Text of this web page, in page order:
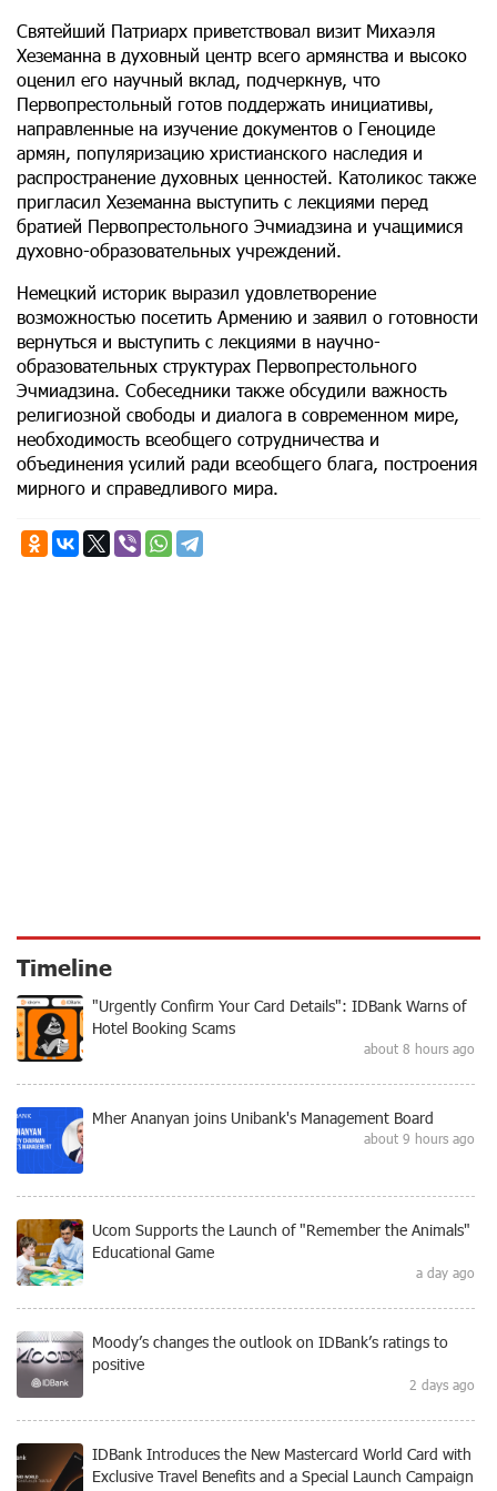
Святейший Патриарх приветствовал визит Михаэля
Хеземанна в духовный центр всего армянства и высоко
оценил его научный вклад, подчеркнув, что
Первопрестольный готов поддержать инициативы,
направленные на изучение документов о Геноциде
армян, популяризацию христианского наследия и
распространение духовных ценностей. Католикос также
пригласил Хеземанна выступить с лекциями перед
братией Первопрестольного Эчмиадзина и учащимися
духовно-образовательных учреждений.
Немецкий историк выразил удовлетворение
возможностью посетить Армению и заявил о готовности
вернуться и выступить с лекциями в научно-
образовательных структурах Первопрестольного
Эчмиадзина. Собеседники также обсудили важность
религиозной свободы и диалога в современном мире,
необходимость всеобщего сотрудничества и
объединения усилий ради всеобщего блага, построения
мирного и справедливого мира.
Timeline
"Urgently Confirm Your Card Details": IDBank Warns of
Hotel Booking Scams
about 8 hours ago
Mher Ananyan joins Unibank's Management Board
about 9 hours ago
Ucom Supports the Launch of "Remember the Animals"
Educational Game
a day ago
Moody’s changes the outlook on IDBank’s ratings to
positive
2 days ago
IDBank Introduces the New Mastercard World Card with
Exclusive Travel Benefits and a Special Launch Campaign